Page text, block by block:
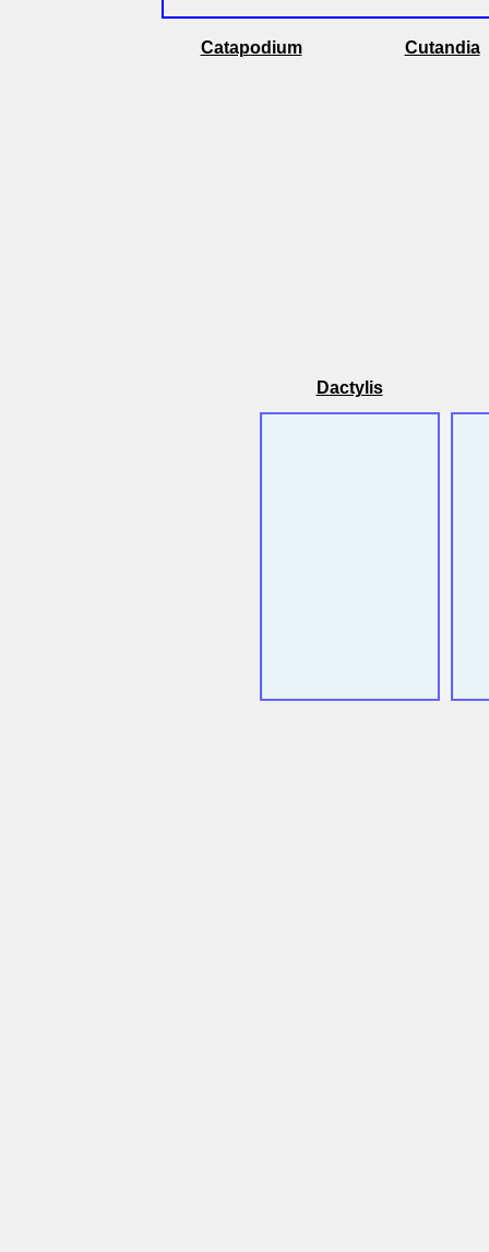
Catapodium Cutandia
Dactylis